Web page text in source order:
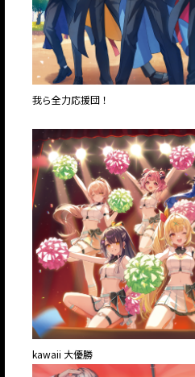
我ら全力応援団！
kawaii 大優勝